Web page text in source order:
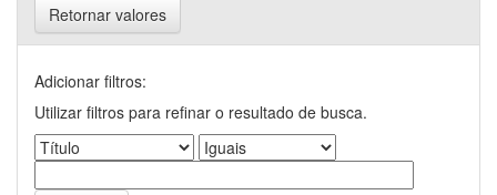
Retornar valores
Adicionar filtros:
Utilizar filtros para refinar o resultado de busca.